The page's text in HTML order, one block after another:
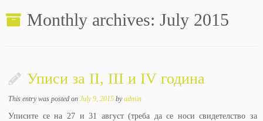
content
Monthly archives: July 2015
Уписи за II, III и IV година
This entry was posted onJuly 9, 2015 byadmin
Уписите се на 27 и 31 август (треба да се носи свидетелство за